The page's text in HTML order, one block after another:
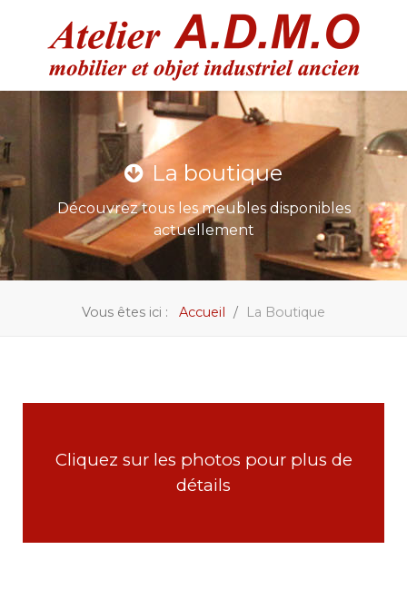
La boutique
Découvrez tous les meubles disponibles
actuellement
Vous êtes ici : Accueil La Boutique
Cliquez sur les photos pour plus de
détails